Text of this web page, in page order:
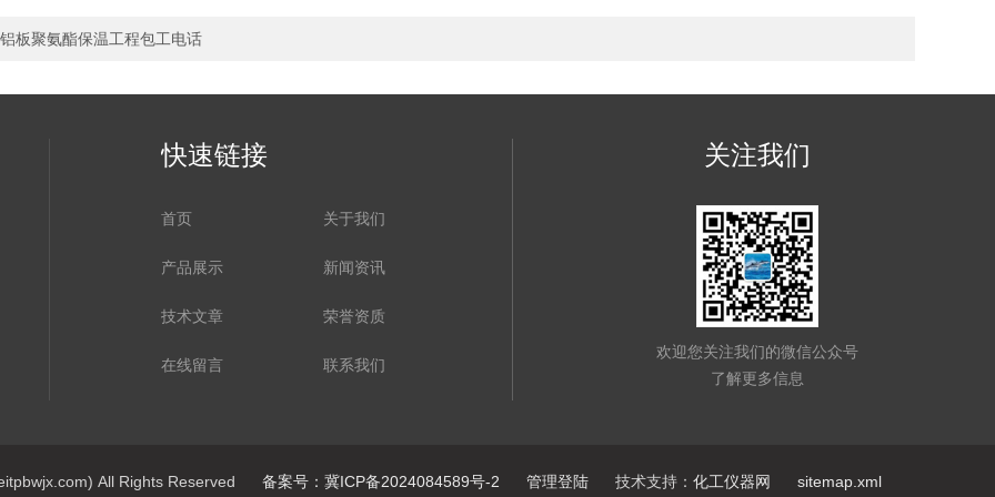
铝板聚氨酯保温工程包工电话
快速链接
首页 关于我们
产品展示 新闻资讯
技术文章 荣誉资质
在线留言 联系我们
关注我们
欢迎您关注我们的微信公众号
了解更多信息
All Rights Reserved 备案号：冀ICP备2024084589号-2 管理登陆 技术支持： 化工仪器网 sitemap.xml